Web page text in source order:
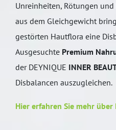
Unreinheiten, Rötungen
aus dem Gleichgewicht
gestörten Hautflora eine
Ausgesuchte Premium
der DEYNIQUE INNER
Disbalancen auszugleichen.
Hier erfahren Sie mehr über